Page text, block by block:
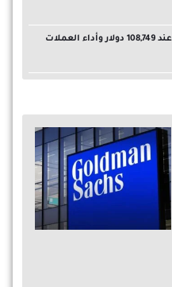
سوق العملات الرقمية اليوم: بيتكوين عند 108,749 دولار وأداء العملات